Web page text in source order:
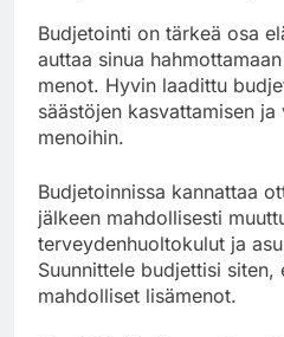
Budjetointi on tärkeä osa
auttaa sinua
menot. Hyvin laadittu
säästöjen kasvattamisen
menoihin.
Budjetoinnissa kannattaa
jälkeen mahdollisesti
terveydenhuoltokulut ja
Suunnittele budjettisi siten,
mahdolliset lisämenot.